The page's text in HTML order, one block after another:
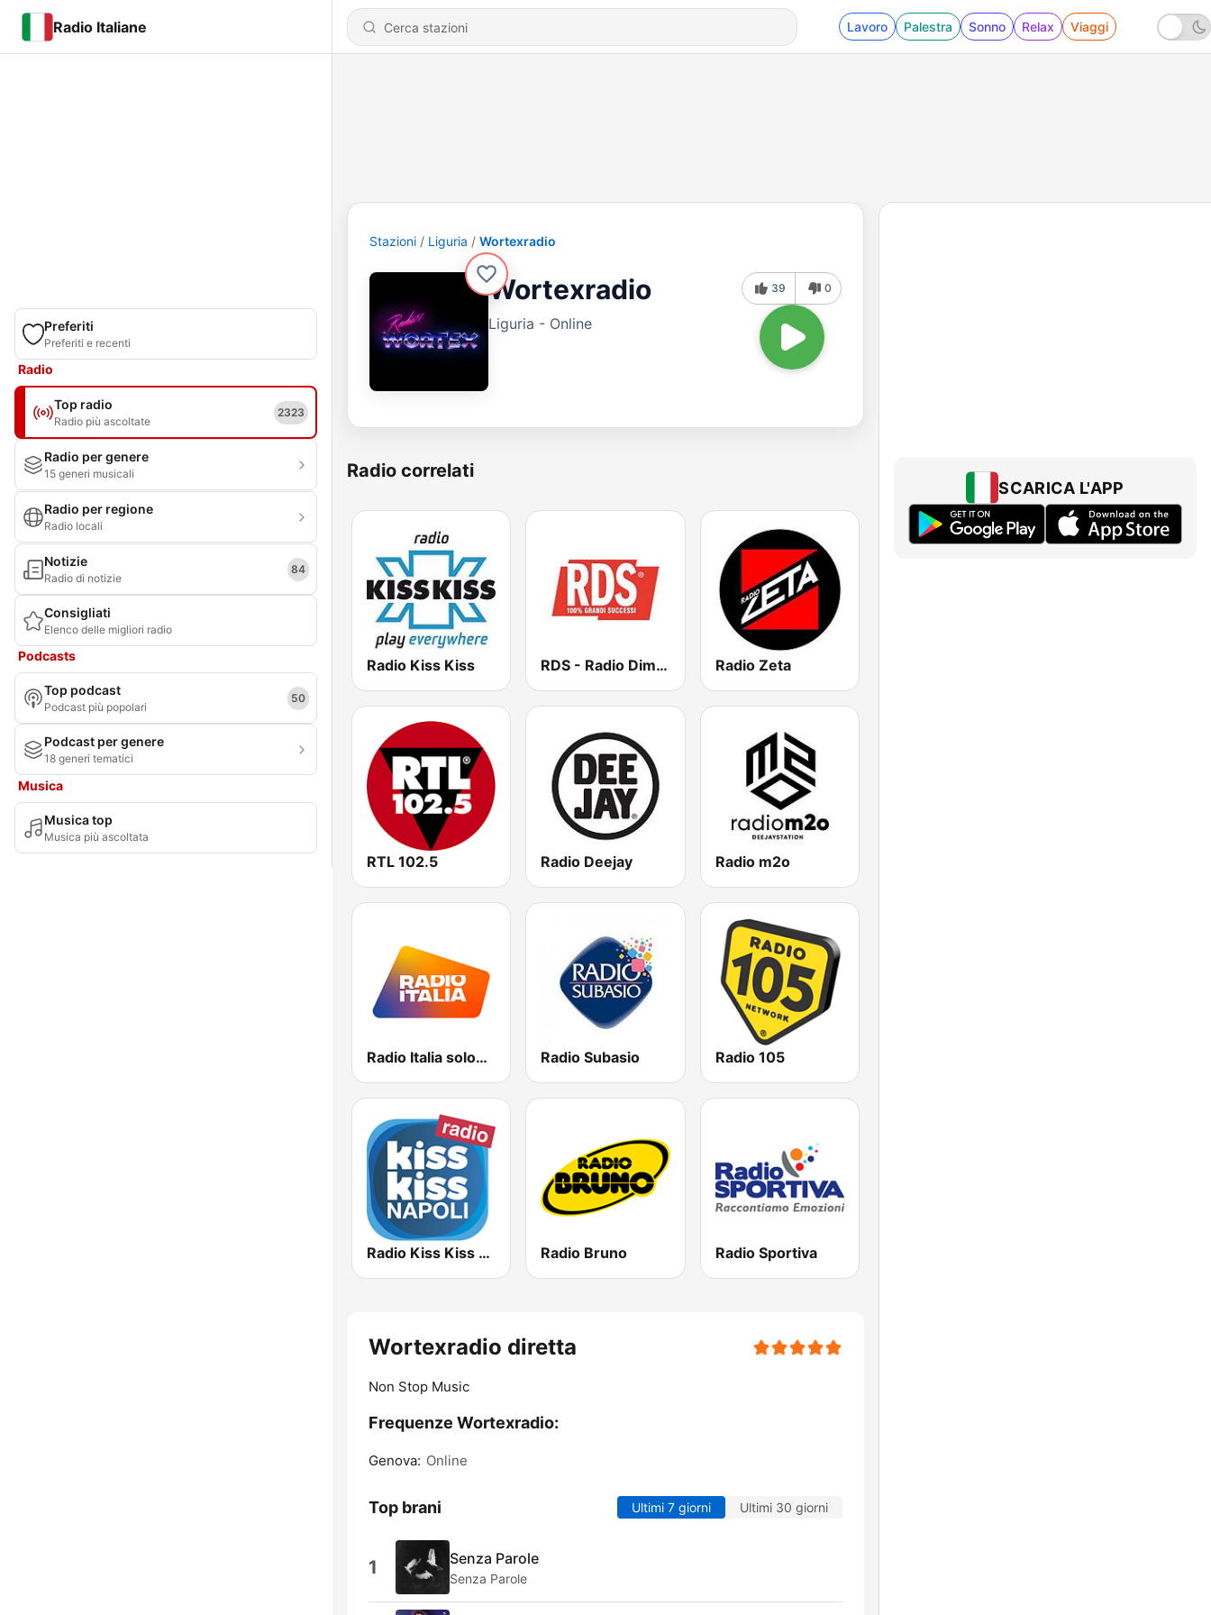
Radio Italiane Lavoro Palestra Sonno Relax Viaggi
Preferiti
Preferiti e recenti
Radio
Top radio
Radio più ascoltate
2323
Radio per genere
15 generi musicali
Radio per regione
Radio locali
Notizie
Radio di notizie
84
Consigliati
Elenco delle migliori radio
Podcasts
Top podcast
Podcast più popolari
50
Podcast per genere
18 generi tematici
Musica
Musica top
Musica più ascoltata
Stazioni Liguria Wortexradio
Wortexradio
Liguria - Online
39 0
Radio correlati
Radio Kiss Kiss RDS - Radio Dimensione Suono Radio Zeta
RTL 102.5 Radio Deejay Radio m2o
Radio Italia solomusicaitaliana Radio Subasio Radio 105
Radio Kiss Kiss Napoli Radio Bruno Radio Sportiva
Wortexradio diretta
Non Stop Music
Frequenze Wortexradio:
Genova: Online
Top brani Ultimi 7 giorni Ultimi 30 giorni
1 Senza Parole
Senza Parole
SCARICA L'APP